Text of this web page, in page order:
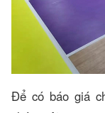
Để có báo giá